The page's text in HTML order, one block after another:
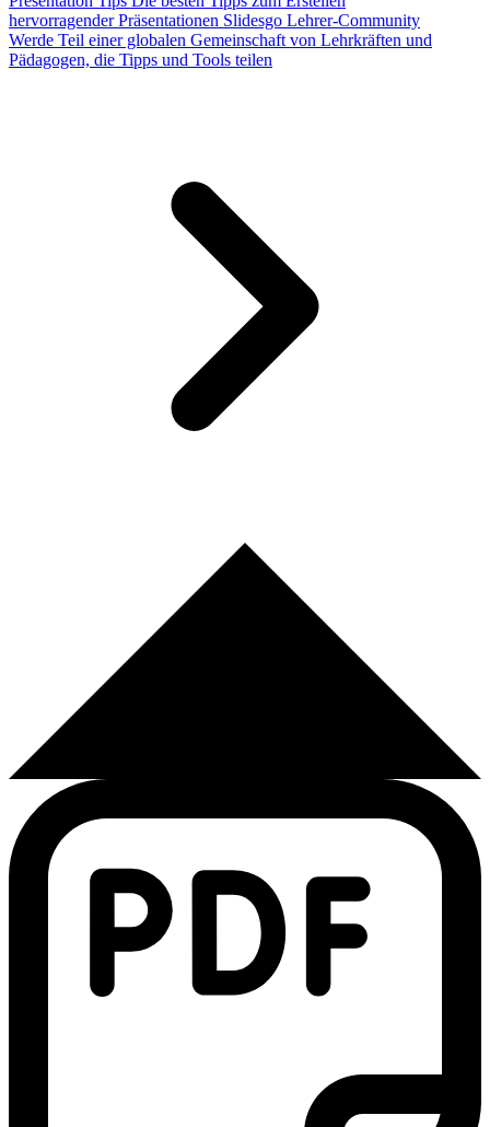
hervorragender Präsentationen Slidesgo Lehrer-Community
Werde Teil einer globalen Gemeinschaft von Lehrkräften und
Pädagogen, die Tipps und Tools teilen